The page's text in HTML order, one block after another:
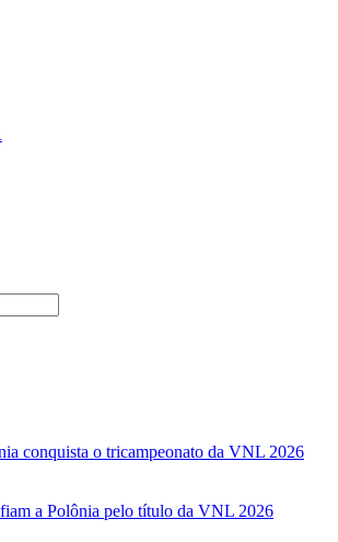
conquista o tricampeonato da VNL 2026
a Polônia pelo título da VNL 2026